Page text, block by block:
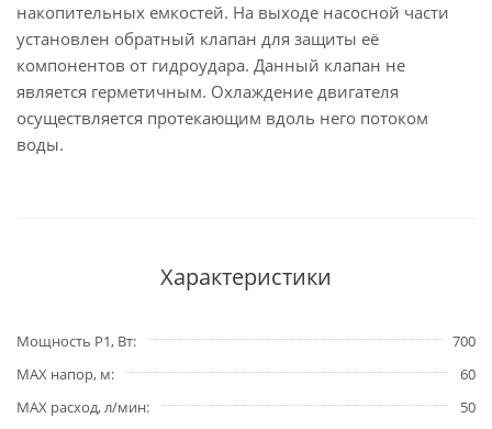
накопительных емкостей. На выходе насосной части
установлен обратный клапан для защиты её
компонентов от гидроудара. Данный клапан не
является герметичным. Охлаждение двигателя
осуществляется протекающим вдоль него потоком
воды.
Характеристики
Мощность P1, Вт
700
MAX напор, м
60
MAX расход, л/мин
50